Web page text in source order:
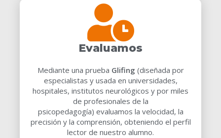
Evaluamos
Mediante una prueba Glifing (diseñada por
especialistas y usada en universidades,
hospitales, institutos neurológicos y por miles
de profesionales de la
psicopedagogía) evaluamos la velocidad, la
precisión y la comprensión, obteniendo el perfil
lector de nuestro alumno.